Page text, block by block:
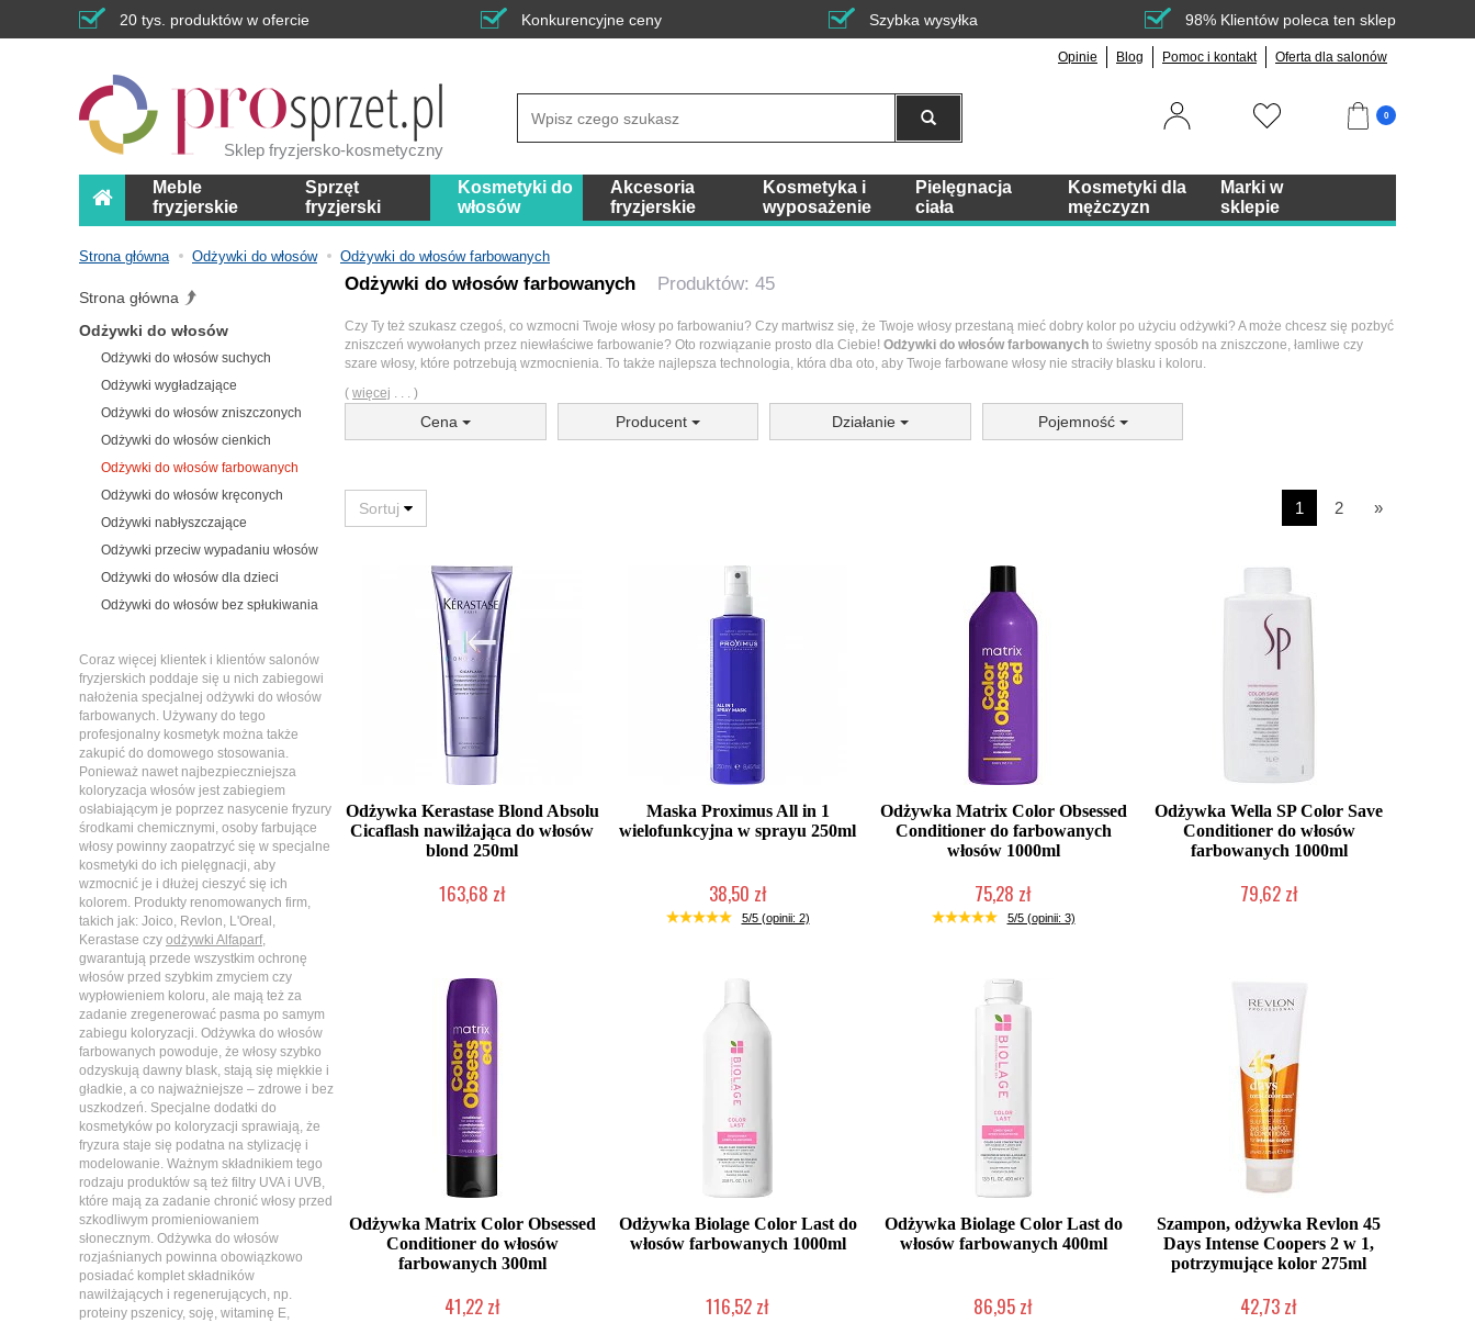
20 tys. produktów w ofercie Konkurencyjne ceny Szybka wysyłka 98% Klientów poleca ten sklep
Opinie Blog Pomoc i kontakt Oferta dla salonów
Sklep fryzjersko-kosmetyczny
0
Meble
fryzjerskie
Sprzęt
fryzjerski
Kosmetyki do
włosów
Akcesoria
fryzjerskie
Kosmetyka i
wyposażenie
Pielęgnacja
ciała
Kosmetyki dla
mężczyzn
Marki w
sklepie
Strona główna Odżywki do włosów Odżywki do włosów farbowanych
Odżywki do włosów farbowanych Produktów: 45
Czy Ty też szukasz czegoś, co wzmocni Twoje włosy po farbowaniu? Czy martwisz się, że Twoje włosy przestaną mieć dobry kolor po użyciu odżywki? A może chcesz się pozbyć
zniszczeń wywołanych przez niewłaściwe farbowanie? Oto rozwiązanie prosto dla Ciebie! Odżywki do włosów farbowanych to świetny sposób na zniszczone, łamliwe czy
szare włosy, które potrzebują wzmocnienia. To także najlepsza technologia, która dba oto, aby Twoje farbowane włosy nie straciły blasku i koloru.
( więcej . . . )
Cena Producent Działanie Pojemność
1 2 »
Odżywka Kerastase Blond Absolu
Cicaflash nawilżająca do włosów
blond 250ml
163,68 zł
Maska Proximus All in 1
wielofunkcyjna w sprayu 250ml
38,50 zł
Duża ilość (wysyłka w 24h)
5/5 (opinii: 2)
Odżywka Matrix Color Obsessed
Conditioner do farbowanych
włosów 1000ml
75,28 zł
Duża ilość (wysyłka w 24h)
5/5 (opinii: 3)
Odżywka Wella SP Color Save
Conditioner do włosów
farbowanych 1000ml
79,62 zł
Odżywka Matrix Color Obsessed
Conditioner do włosów
farbowanych 300ml
41,22 zł
Odżywka Biolage Color Last do
włosów farbowanych 1000ml
116,52 zł
Odżywka Biolage Color Last do
włosów farbowanych 400ml
86,95 zł
Szampon, odżywka Revlon 45
Days Intense Coopers 2 w 1,
potrzymujące kolor 275ml
42,73 zł
Strona główna
Odżywki do włosów
Odżywki do włosów suchych
Odżywki wygładzające
Odżywki do włosów zniszczonych
Odżywki do włosów cienkich
Odżywki do włosów farbowanych
Odżywki do włosów kręconych
Odżywki nabłyszczające
Odżywki przeciw wypadaniu włosów
Odżywki do włosów dla dzieci
Odżywki do włosów bez spłukiwania
Coraz więcej klientek i klientów salonów
fryzjerskich poddaje się u nich zabiegowi
nałożenia specjalnej odżywki do włosów
farbowanych. Używany do tego
profesjonalny kosmetyk można także
zakupić do domowego stosowania.
Ponieważ nawet najbezpieczniejsza
koloryzacja włosów jest zabiegiem
osłabiającym je poprzez nasycenie fryzury
środkami chemicznymi, osoby farbujące
włosy powinny zaopatrzyć się w specjalne
kosmetyki do ich pielęgnacji, aby
wzmocnić je i dłużej cieszyć się ich
kolorem. Produkty renomowanych firm,
takich jak: Joico, Revlon, L'Oreal,
Kerastase czy odżywki Alfaparf,
gwarantują przede wszystkim ochronę
włosów przed szybkim zmyciem czy
wypłowieniem koloru, ale mają też za
zadanie zregenerować pasma po samym
zabiegu koloryzacji. Odżywka do włosów
farbowanych powoduje, że włosy szybko
odzyskują dawny blask, stają się miękkie i
gładkie, a co najważniejsze – zdrowe i bez
uszkodzeń. Specjalne dodatki do
kosmetyków po koloryzacji sprawiają, że
fryzura staje się podatna na stylizację i
modelowanie. Ważnym składnikiem tego
rodzaju produktów są też filtry UVA i UVB,
które mają za zadanie chronić włosy przed
szkodliwym promieniowaniem
słonecznym. Odżywka do włosów
rozjaśnianych powinna obowiązkowo
posiadać komplet składników
nawilżających i regenerujących, np.
proteiny pszenicy, soję, witaminę E,